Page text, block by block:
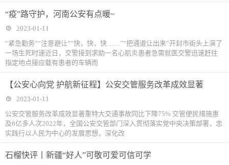
“疫”路守护，河南公安有点暖~
2023-01-11
“紧急勤务”“注意避让”“快，快，快……”“把通道让出来”开封市街头上演了
一场生死时速近日，交警接到求助一名心肌炎患者急需就医交警迅速赶往
指定地点接应载有患者的车辆而
【公安心向党 护航新征程】公安交管服务改革成效显著
2023-01-11
公安交管服务改革成效显著重特大交通事故同比下降75% 交管便民措施惠
及6亿多人次2022年，全国公安交管部门深入贯彻落实党中央决策部署，忠
实践行以人民为中心的发展思想，深化改
石榴快评丨新疆“好人”可敬可爱可信可学